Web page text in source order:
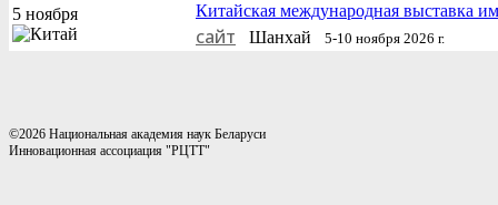
5 ноября Китайская международная выставка
сайт Шанхай 5-10 ноября 2026 г.
©2026 Национальная академия наук Беларуси
Инновационная ассоциация "РЦТТ"